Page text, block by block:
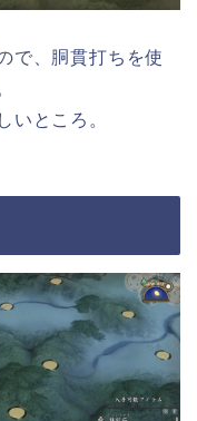
で、胴貫打ちを使
いところ。